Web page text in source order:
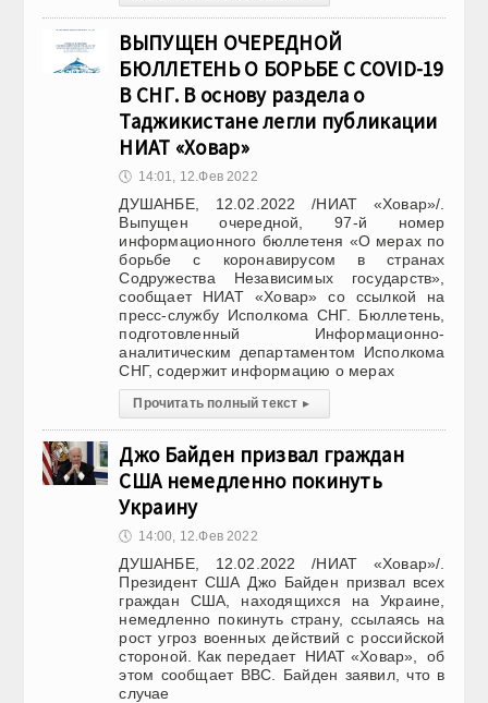
ВЫПУЩЕН ОЧЕРЕДНОЙ
БЮЛЛЕТЕНЬ О БОРЬБЕ С COVID-19
В СНГ. В основу раздела о
Таджикистане легли публикации
НИАТ «Ховар»
🕔 14:01, 12.Фев 2022
ДУШАНБЕ, 12.02.2022 /НИАТ «Ховар»/.
Выпущен очередной, 97-й номер
информационного бюллетеня «О мерах по
борьбе с коронавирусом в странах
Содружества Независимых государств»,
сообщает НИАТ «Ховар» со ссылкой на
пресс-службу Исполкома СНГ. Бюллетень,
подготовленный Информационно-
аналитическим департаментом Исполкома
СНГ, содержит информацию о мерах
Прочитать полный текст ▸
Джо Байден призвал граждан
США немедленно покинуть
Украину
🕔 14:00, 12.Фев 2022
ДУШАНБЕ, 12.02.2022 /НИАТ «Ховар»/.
Президент США Джо Байден призвал всех
граждан США, находящихся на Украине,
немедленно покинуть страну, ссылаясь на
рост угроз военных действий с российской
стороной. Как передает НИАТ «Ховар», об
этом сообщает BBC. Байден заявил, что в
случае